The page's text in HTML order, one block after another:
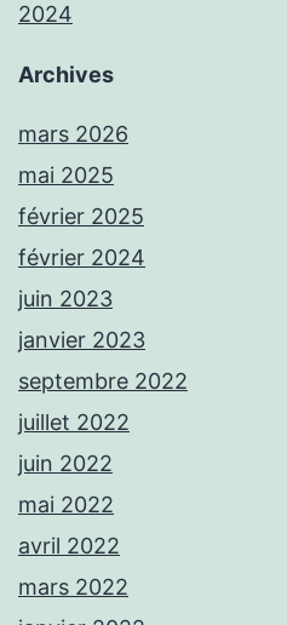
2024
Archives
mars 2026
mai 2025
février 2025
février 2024
juin 2023
janvier 2023
septembre 2022
juillet 2022
juin 2022
mai 2022
avril 2022
mars 2022